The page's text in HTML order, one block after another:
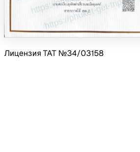
Лицензия TAT №34/03158